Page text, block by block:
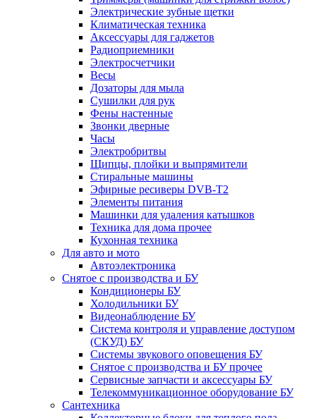
Электрические зубные щетки
Климатическая техника
Аксессуары для гаджетов
Радиоприемники
Электросчетчики
Весы
Дозаторы для мыла
Сушилки для рук
Фены настенные
Звонки дверные
Часы
Электробритвы
Щипцы, плойки и выпрямители
Стиральные машины
Эфирные ресиверы DVB-T2
Элементы питания
Машинки для удаления катышков
Техника для дома прочее
Кухонная техника
Для авто и мото
Автоэлектроника
Снятое с производства и БУ
Кондиционеры БУ
Холодильники БУ
Видеонаблюдение БУ
Система контроля и управление доступом
(СКУД) БУ
Системы звукового оповещения БУ
Снятое с производства и БУ прочее
Сервисные запчасти и аксессуары БУ
Телекоммуникационное оборудование БУ
Сантехника